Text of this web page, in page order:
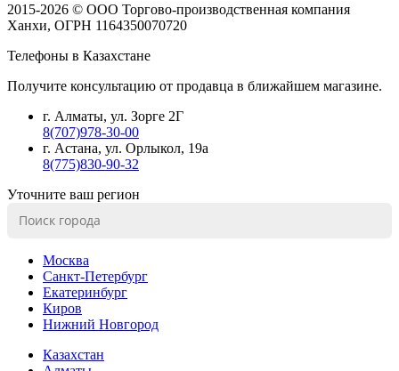
2015-2026 © ООО Торгово-производственная компания
Ханхи, ОГРН 1164350070720
Телефоны в Казахстане
Получите консультацию от продавца в ближайшем магазине.
г. Алматы, ул. Зорге 2Г
8(707)978-30-00
г. Астана, ул. Орлыкол, 19а
8(775)830-90-32
Уточните ваш регион
Москва
Санкт-Петербург
Екатеринбург
Киров
Нижний Новгород
Казахстан